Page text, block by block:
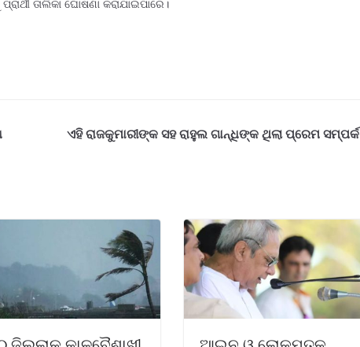
ତାଲିକା ଘୋଷଣା କରାଯାଇପାରେ।
ଏହି ରାଜକୁମାରୀଙ୍କ ସହ ରାହୁଲ ଗାନ୍ଧିଙ୍କ ଥିଲା ପ୍ରେମ ସମ୍ପର୍କ